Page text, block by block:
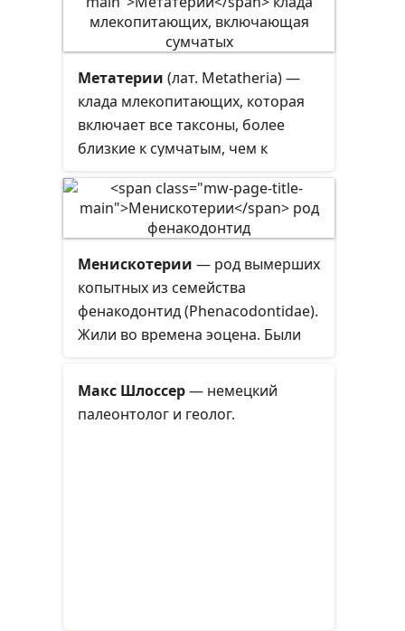
ископаемых Ричардом
Маркграфом в
нижнеолигоценовых отложениях,
а описан в 1910 и 1911 гг.
немецким палеонтологом
Максом Шлоссером.
Метатерии (лат. Metatheria)—
клада млекопитающих, которая
включает все таксоны, более
близкие к сумчатым, чем к
кладистики метатерии — это
тотальная группа для кроновой
группы сумчатых, то есть
метатерии включают всех
современных и вымерших
сумчатых, а также вымершие
таксоны, близкие к сумчатым.
Гексли в 1880 году.
Менискотерии — род вымерших
копытных из семейства
фенакодонтид (Phenacodontidae).
Жили во времена эоцена. Были
жизни были растительноядными,
имели копыта.
Макс Шлоссер— немецкий
палеонтолог и геолог.